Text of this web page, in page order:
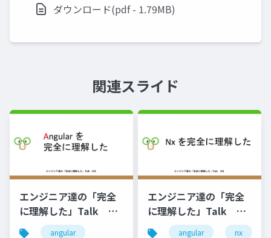
ダウンロード(pdf - 1.79MB)
関連スライド
エンジニア達の「完全
に理解した」Talk
#52
angular
エンジニア達の「完全
に理解した」Talk
#61
angular nx